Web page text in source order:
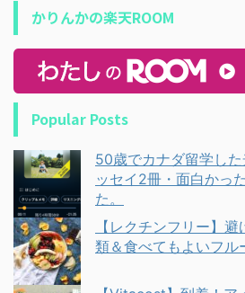
かりんかの楽天ROOM
Popular Posts
50歳でカナダ留学し
ッセイ2冊・面白かっ
た。
【レクチンフリー】
類＆食べてもよいフル